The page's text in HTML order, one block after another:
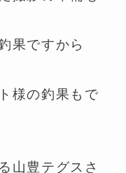
果ですから
様の釣果もで
山豊テグスさ